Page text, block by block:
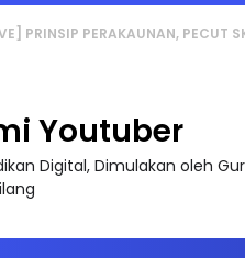
DIGITAL GURU SIRI 7 :
Youtuber
Digital, Dimulakan oleh